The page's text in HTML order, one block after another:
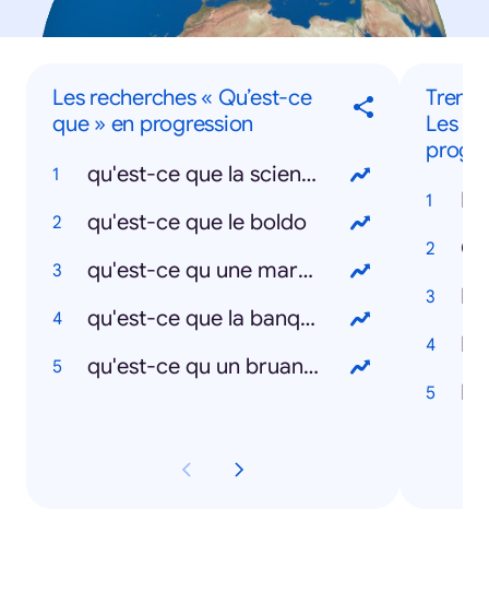
Les recherches « Qu’est-ce
que » en progression
qu'est-ce que la scientologie
qu'est-ce que le boldo
qu'est-ce qu une maryse en cuisine
qu'est-ce que la banque carrefour des entreprises
qu'est-ce qu un bruant dans les oiseaux
Les